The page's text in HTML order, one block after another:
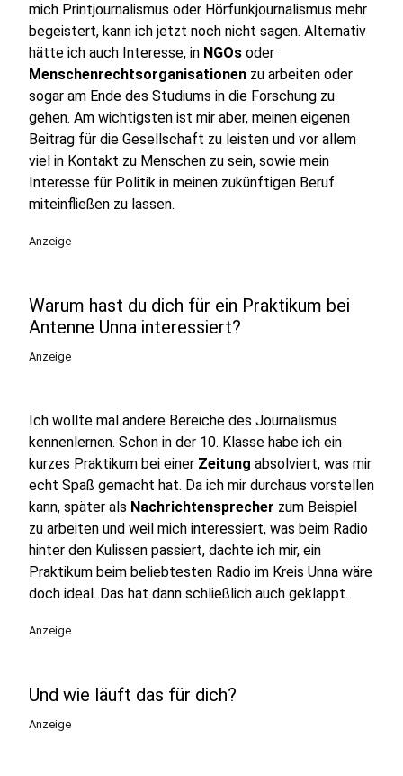
mich Printjournalismus oder Hörfunkjournalismus mehr
begeistert, kann ich jetzt noch nicht sagen. Alternativ
hätte ich auch Interesse, in NGOs oder
Menschenrechtsorganisationen zu arbeiten oder
sogar am Ende des Studiums in die Forschung zu
gehen. Am wichtigsten ist mir aber, meinen eigenen
Beitrag für die Gesellschaft zu leisten und vor allem
viel in Kontakt zu Menschen zu sein, sowie mein
Interesse für Politik in meinen zukünftigen Beruf
miteinfließen zu lassen.
Anzeige
Warum hast du dich für ein Praktikum bei
Antenne Unna interessiert?
Anzeige
Ich wollte mal andere Bereiche des Journalismus
kennenlernen. Schon in der 10. Klasse habe ich ein
kurzes Praktikum bei einer Zeitung absolviert, was mir
echt Spaß gemacht hat. Da ich mir durchaus vorstellen
kann, später als Nachrichtensprecher zum Beispiel
zu arbeiten und weil mich interessiert, was beim Radio
hinter den Kulissen passiert, dachte ich mir, ein
Praktikum beim beliebtesten Radio im Kreis Unna wäre
doch ideal. Das hat dann schließlich auch geklappt.
Anzeige
Und wie läuft das für dich?
Anzeige